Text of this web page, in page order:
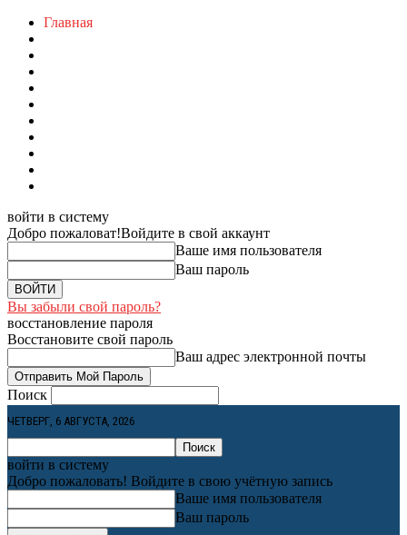
Главная
войти в систему
Добро пожаловат!Войдите в свой аккаунт
Ваше имя пользователя
Ваш пароль
Вы забыли свой пароль?
восстановление пароля
Восстановите свой пароль
Ваш адрес электронной почты
Поиск
ЧЕТВЕРГ, 6 АВГУСТА, 2026
войти в систему
Добро пожаловать! Войдите в свою учётную запись
Ваше имя пользователя
Ваш пароль